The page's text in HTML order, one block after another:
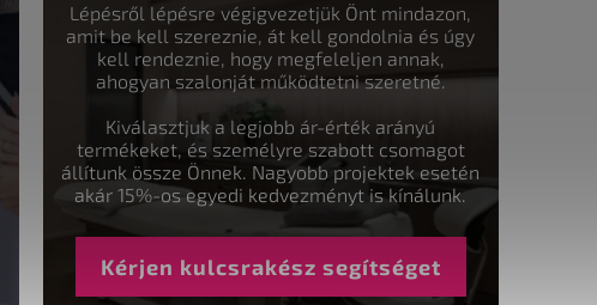
Lépésről lépésre végigvezetjük Önt mindazon,
amit be kell szereznie, át kell gondolnia és úgy
kell rendeznie, hogy megfeleljen annak,
ahogyan szalonját működtetni szeretné.
Kiválasztjuk a legjobb ár-érték arányú
termékeket, és személyre szabott csomagot
állítunk össze Önnek. Nagyobb projektek esetén
akár 15%-os egyedi kedvezményt is kínálunk.
Kérjen kulcsrakész segítséget